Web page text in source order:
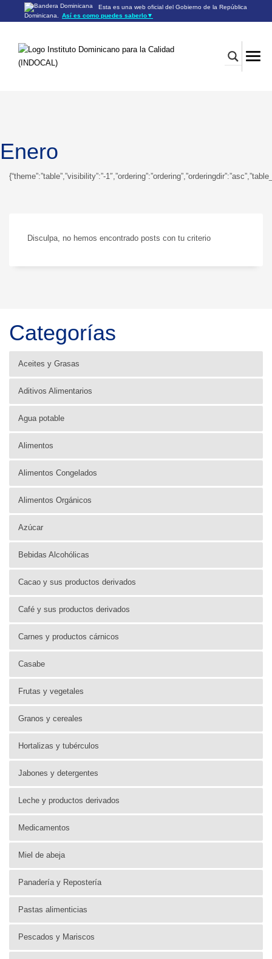
Esta es una web oficial del Gobierno de la República
Dominicana.
Así es como puedes saberlo▼
Los sitios web oficiales utilizan .gob.do o .gov.do
Los sitios web oficiales .gob.do o .gov.do seguros utilizan
HTTPS
Enero
{“theme”:”table”,”visibility”:”-
Disculpa, no hemos encontrado posts con tu criterio
Categorías
Aceites y Grasas
Aditivos Alimentarios
Agua potable
Alimentos
Alimentos Congelados
Alimentos Orgánicos
Azúcar
Bebidas Alcohólicas
Cacao y sus productos derivados
Café y sus productos derivados
Carnes y productos cárnicos
Casabe
Frutas y vegetales
Granos y cereales
Hortalizas y tubérculos
Jabones y detergentes
Leche y productos derivados
Medicamentos
Miel de abeja
Panadería y Repostería
Pastas alimenticias
Pescados y Mariscos